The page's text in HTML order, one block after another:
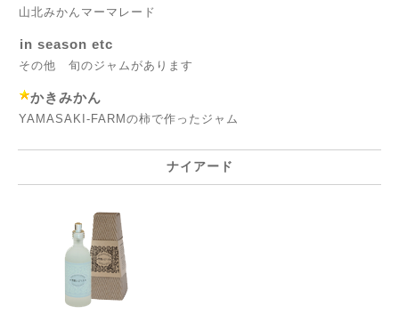
山北みかんマーマレード
in season etc
その他 旬のジャムがあります
かきみかん
YAMASAKI-FARMの柿で作ったジャム
ナイアード